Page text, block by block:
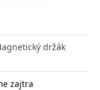
držák
zajtra